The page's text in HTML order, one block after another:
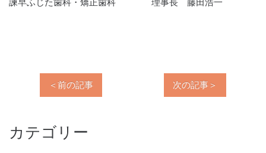
＜前の記事 次の記事＞
カテゴリー